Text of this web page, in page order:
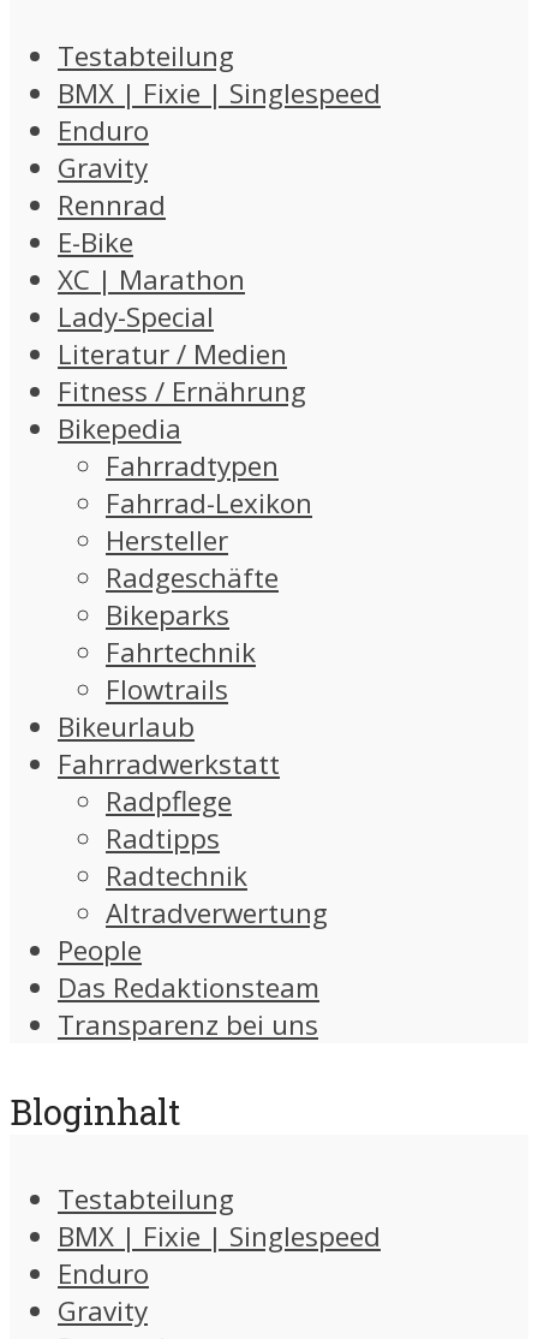
Testabteilung
BMX | Fixie | Singlespeed
Enduro
Gravity
Rennrad
E-Bike
XC | Marathon
Lady-Special
Literatur / Medien
Fitness / Ernährung
Bikepedia
Fahrradtypen
Fahrrad-Lexikon
Hersteller
Radgeschäfte
Bikeparks
Fahrtechnik
Flowtrails
Bikeurlaub
Fahrradwerkstatt
Radpflege
Radtipps
Radtechnik
Altradverwertung
People
Das Redaktionsteam
Transparenz bei uns
Bloginhalt
Testabteilung
BMX | Fixie | Singlespeed
Enduro
Gravity